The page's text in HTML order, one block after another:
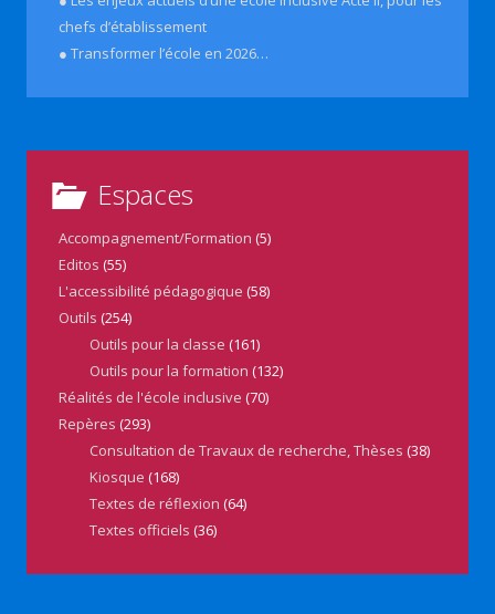
chefs d’établissement
● Transformer l’école en 2026…
Espaces
Accompagnement/Formation (5)
Editos (55)
L'accessibilité pédagogique (58)
Outils (254)
Outils pour la classe (161)
Outils pour la formation (132)
Réalités de l'école inclusive (70)
Repères (293)
Consultation de Travaux de recherche, Thèses (38)
Kiosque (168)
Textes de réflexion (64)
Textes officiels (36)